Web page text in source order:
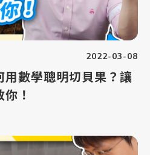
2022-03-08
數學聰明切貝果？讓
！